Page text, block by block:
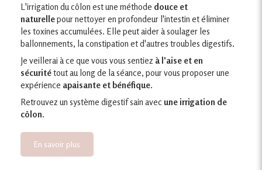
L'irrigation du côlon est une méthode douce et
naturellepour nettoyer en profondeur l'intestin et éliminer
les toxines accumulées. Elle peut aider à soulager les
ballonnements, la constipation et d'autres troubles digestifs.
Je veillerai à ce que vous vous sentiez à l'aise et en
sécuritétout au long de la séance, pour vous proposer une
expérience apaisante et bénéfique.
Retrouvez un système digestif sain avec une irrigation de
côlon.
En savoir plus